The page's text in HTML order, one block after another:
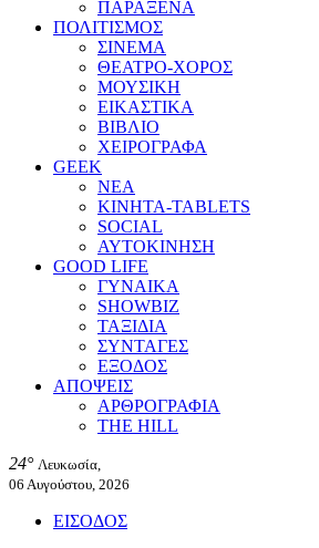
ΠΑΡΑΞΕΝΑ
ΠΟΛΙΤΙΣΜΟΣ
ΣΙΝΕΜΑ
ΘΕΑΤΡΟ-ΧΟΡΟΣ
ΜΟΥΣΙΚΗ
ΕΙΚΑΣΤΙΚΑ
ΒΙΒΛΙΟ
ΧΕΙΡΟΓΡΑΦΑ
GEEK
ΝΕΑ
ΚΙΝΗΤΑ-TABLETS
SOCIAL
ΑΥΤΟΚΙΝΗΣΗ
GOOD LIFE
ΓΥΝΑΙΚΑ
SHOWBIZ
ΤΑΞΙΔΙΑ
ΣΥΝΤΑΓΕΣ
ΕΞΟΔΟΣ
ΑΠΟΨΕΙΣ
ΑΡΘΡΟΓΡΑΦΙΑ
THE HILL
24° Λευκωσία,
06 Αυγούστου, 2026
ΕΙΣΟΔΟΣ